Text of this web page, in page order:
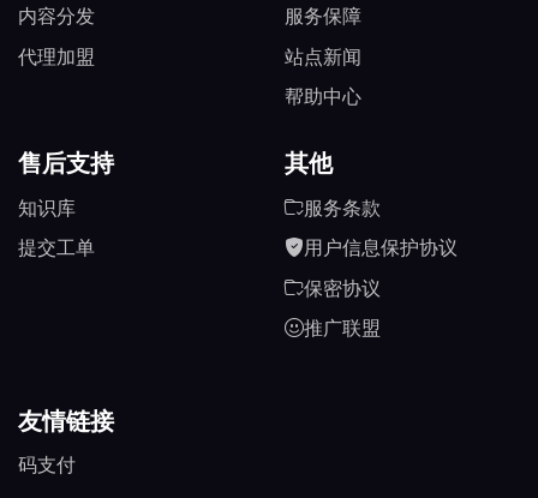
内容分发
代理加盟
服务保障
站点新闻
帮助中心
售后支持
知识库
提交工单
其他
服务条款
用户信息保护协议
保密协议
推广联盟
友情链接
码支付